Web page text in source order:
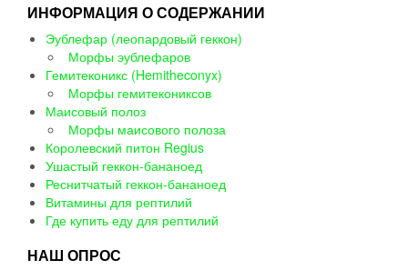
ИНФОРМАЦИЯ О СОДЕРЖАНИИ
Эублефар (леопардовый геккон)
Морфы эублефаров
Гемитеконикс (Hemitheconyx)
Морфы гемитекониксов
Маисовый полоз
Морфы маисового полоза
Королевский питон Regius
Ушастый геккон-бананоед
Реснитчатый геккон-бананоед
Витамины для рептилий
Где купить еду для рептилий
НАШ ОПРОС